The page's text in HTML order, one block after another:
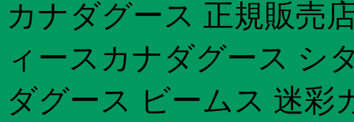
カナダグース 正規販売
ィースカナダグース シ
ダグース ビームス 迷彩